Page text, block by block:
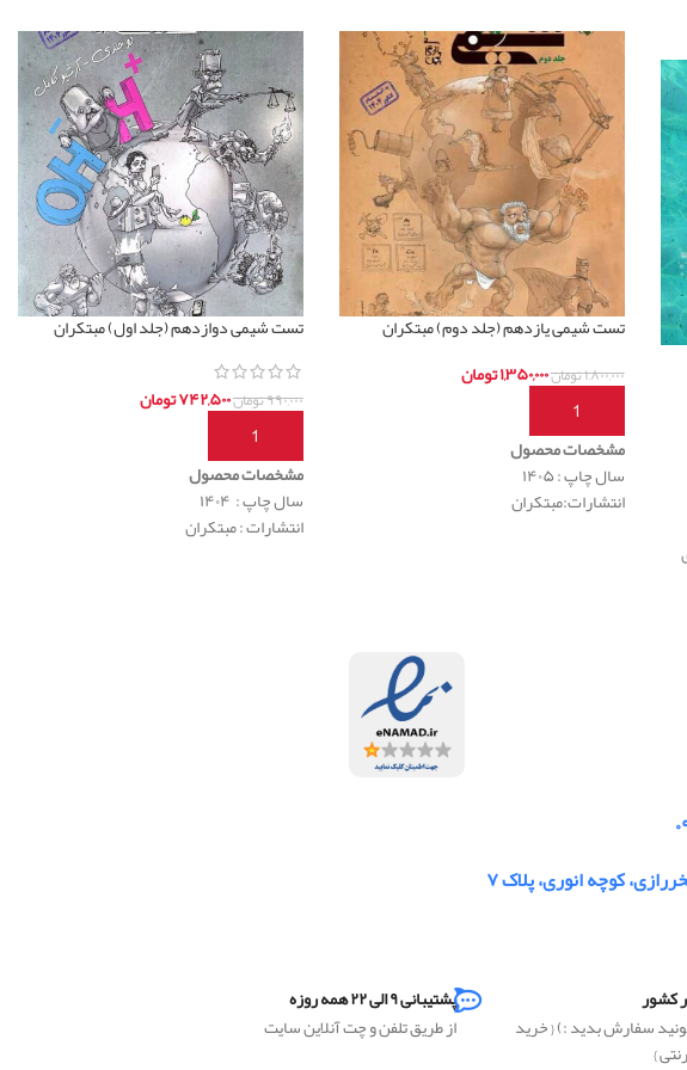
تست شیمی یازدهم (جلد دوم) مبتکران
۱,۸۰۰,۰۰۰تومان۱,۳۵۰,۰۰۰تومان
افزودن به سبد خرید
مشخصات محصول
سال چاپ : ۱۴۰۵
انتشارات:مبتکران
تست شیمی دوازدهم (جلد اول) مبتکران
۹۹۰,۰۰۰تومان۷۴۲,۵۰۰تومان
افزودن به سبد خرید
مشخصات محصول
سال چاپ : ۱۴۰۴
انتشارات : مبتکران
کوچه انوری، پلاک ۷
کشور
سفارش بدید :) { خرید
}
پشتیبانی ۹ الی ۲۲ همه روزه
از طریق تلفن و چت آنلاین سایت